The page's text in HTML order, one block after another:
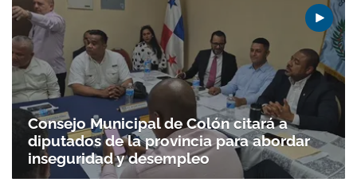
Consejo Municipal de Colón citará a
diputados de la provincia para abordar
inseguridad y desempleo